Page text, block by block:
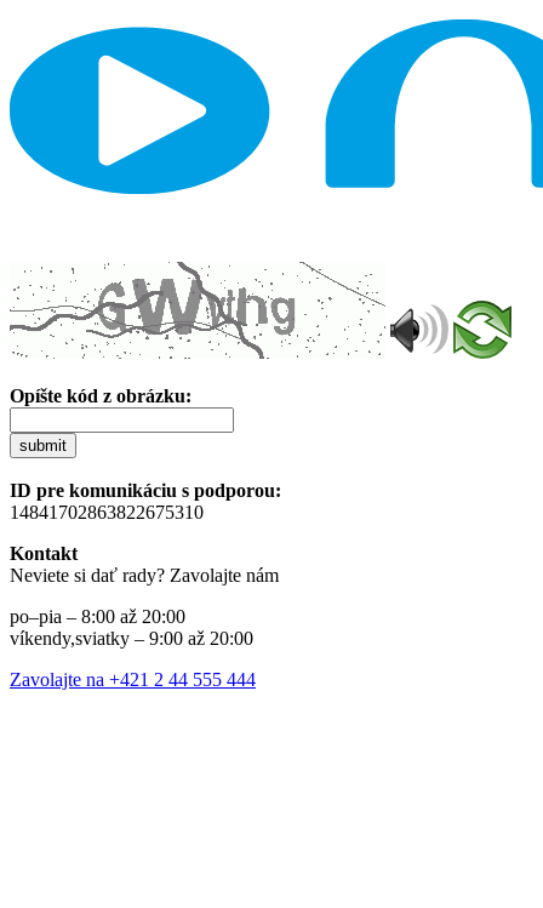
Opíšte kód z obrázku:
submit
ID pre komunikáciu s podporou:
14841702863822675310
Kontakt
Neviete si dať rady? Zavolajte nám
po–pia – 8:00 až 20:00
víkendy,sviatky – 9:00 až 20:00
Zavolajte na +421 2 44 555 444